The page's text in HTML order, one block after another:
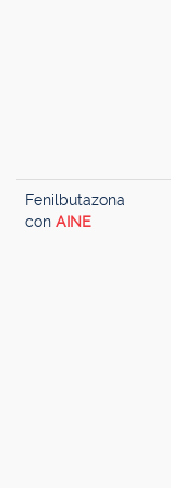
Fenilbutazona
con AINE